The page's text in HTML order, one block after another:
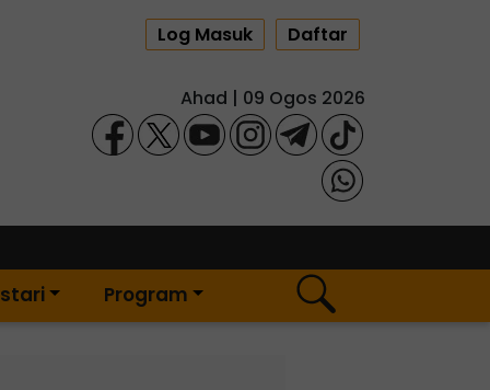
Log Masuk Daftar
Ahad | 09 Ogos 2026
Program